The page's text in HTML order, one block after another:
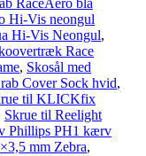
RaceAero blå
Hi-Vis neongul
Hi-Vis Neongul,
Race
, Skosål med
Cover Sock hvid,
til KLICKfix
Skrue til Reelight
Phillips PH1 kærv
mm Zebra,